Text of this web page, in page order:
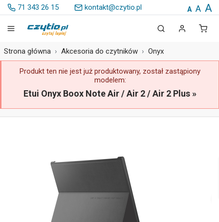
71 343 26 15 kontakt@czytio.pl A A A
Strona główna Akcesoria do czytników Onyx
Produkt ten nie jest już produktowany, został zastąpiony
modelem:
Etui Onyx Boox Note Air / Air 2 / Air 2 Plus »